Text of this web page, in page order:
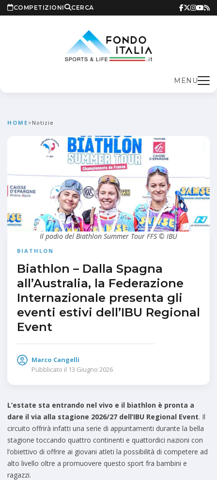
COMPETIZIONI CERCA
MENU
HOME > Notizie
BIATHLON
Biathlon – Dalla Spagna
all’Australia, la Federazione
Internazionale presenta gli
eventi estivi dell’IBU Regional
Event
Marco Cangelli
Pubblicato il 13 Giugno 2026
Il podio del Biathlon Summer Tour FFS © IBU
L’estate sta entrando nel vivo e il biathlon è pronta a
dare il via alla stagione 2026/27 dell’IBU Regional Event. Il
circuito offrirà infatti una serie di appuntamenti durante la bella
stagione toccando quattro continenti e quattordici nazioni con
l’obiettivo di offrire ai giovani atleti la possibilità di competere ad
alto livello oltre a promuovere questo sport fra bambini e
ragazzi.